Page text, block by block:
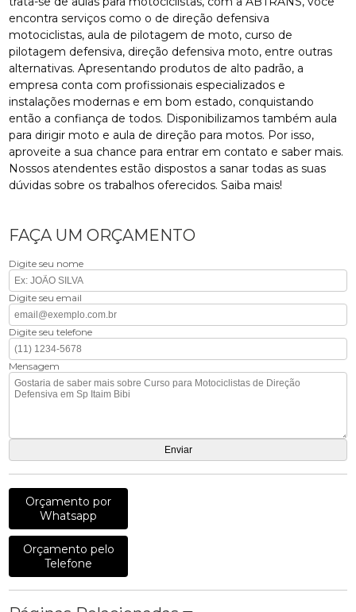
encontra serviços como o de direção defensiva
motociclistas, aula de pilotagem de moto, curso de
pilotagem defensiva, direção defensiva moto, entre outras
alternativas. Apresentando produtos de alto padrão, a
empresa conta com profissionais especializados e
instalações modernas e em bom estado, conquistando
então a confiança de todos. Disponibilizamos também aula
para dirigir moto e aula de direção para motos. Por isso,
aproveite a sua chance para entrar em contato e saber mais.
Nossos atendentes estão dispostos a sanar todas as suas
dúvidas sobre os trabalhos oferecidos. Saiba mais!
FAÇA UM ORÇAMENTO
Digite seu nome
Digite seu email
Digite seu telefone
Mensagem
Orçamento por
Whatsapp
Orçamento pelo
Telefone